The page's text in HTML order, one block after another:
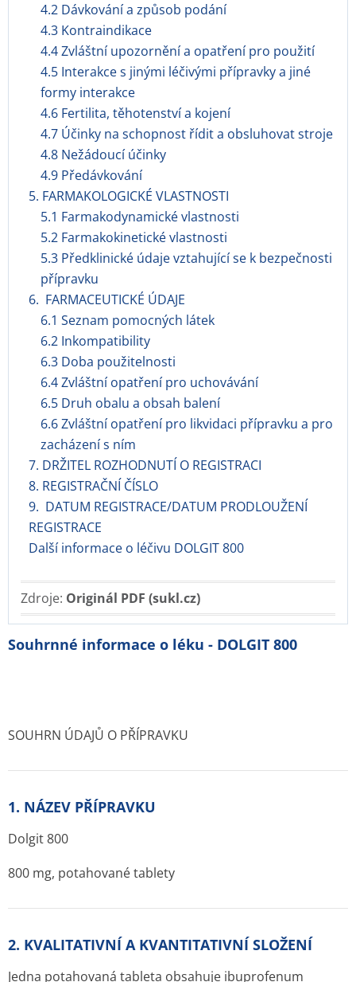
4.2 Dávkování a způsob podání
4.3 Kontraindikace
4.4 Zvláštní upozornění a opatření pro použití
4.5 Interakce s jinými léčivými přípravky a jiné
formy interakce
4.6 Fertilita, těhotenství a kojení
4.7 Účinky na schopnost řídit a obsluhovat stroje
4.8 Nežádoucí účinky
4.9 Předávkování
5. FARMAKOLOGICKÉ VLASTNOSTI
5.1 Farmakodynamické vlastnosti
5.2 Farmakokinetické vlastnosti
5.3 Předklinické údaje vztahující se k bezpečnosti
přípravku
6. FARMACEUTICKÉ ÚDAJE
6.1 Seznam pomocných látek
6.2 Inkompatibility
6.3 Doba použitelnosti
6.4 Zvláštní opatření pro uchovávání
6.5 Druh obalu a obsah balení
6.6 Zvláštní opatření pro likvidaci přípravku a pro
zacházení s ním
7. DRŽITEL ROZHODNUTÍ O REGISTRACI
8. REGISTRAČNÍ ČÍSLO
9. DATUM REGISTRACE/DATUM PRODLOUŽENÍ
REGISTRACE
Další informace o léčivu DOLGIT 800
Zdroje: Originál PDF (sukl.cz)
Souhrnné informace o léku - DOLGIT 800
SOUHRN ÚDAJŮ O PŘÍPRAVKU
1. NÁZEV PŘÍPRAVKU
Dolgit 800
800 mg, potahované tablety
2. KVALITATIVNÍ A KVANTITATIVNÍ SLOŽENÍ
Jedna potahovaná tableta obsahuje ibuprofenum